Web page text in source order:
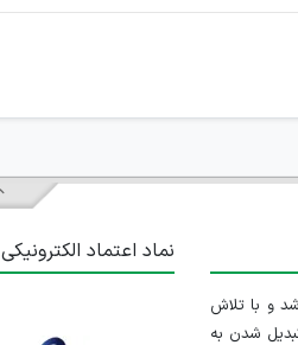
۱/۱۰ راه اندازی شد و با تلاش
شدن به
نماد اعتماد الکترونیکی